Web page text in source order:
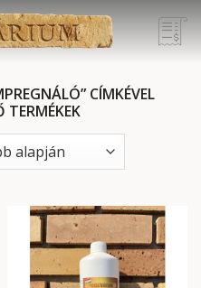
CÍMKÉVEL
TERMÉKEK